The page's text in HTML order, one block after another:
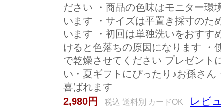
ださい ・商品の色味はモニター環
います ・サイズは平置き採寸のた
います ・初回は単独洗いをおすす
けると色落ちの原因になります ・
で乾燥させてください プレゼント
い・夏ギフトにぴったり♪お孫さ
喜ばれます
2,980円
税込 送料別 カードOK レビ